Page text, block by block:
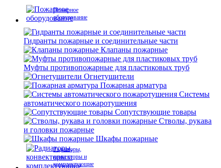
Пожарное
оборудование
Гидранты пожарные и соединительные части
Клапаны пожарные
Муфты противопожарные для пластиковых труб
Огнетушители
Пожарная арматура
Системы
автоматического пожаротушения
Сопутствующие товары
Стволы, рукава
и головки пожарные
Шкафы пожарные
Радиаторы,
конвекторы и
комплектующие